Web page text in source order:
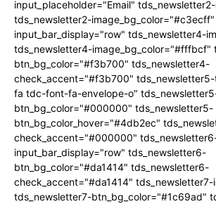
input_placeholder="Email"
tds_newsletter2-
input_bar_display="row" tds_newsletter4-
tds_newsletter4-image_bg_color="#fffbcf"
btn_bg_color="#f3b700" tds_newsletter4-
check_accent="#f3b700"
fa tdc-font-fa-envelope-o"
btn_bg_color="#000000" tds_newsletter5-
btn_bg_color_hover="#4db2ec"
check_accent="#000000"
input_bar_display="row" tds_newsletter6-
btn_bg_color="#da1414" tds_newsletter6-
check_accent="#da1414" tds_newsletter7-
tds_newsletter7-btn_bg_color="#1c69ad"